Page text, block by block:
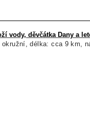
vody, děvčátka Dany a
délka: cca 9 km,